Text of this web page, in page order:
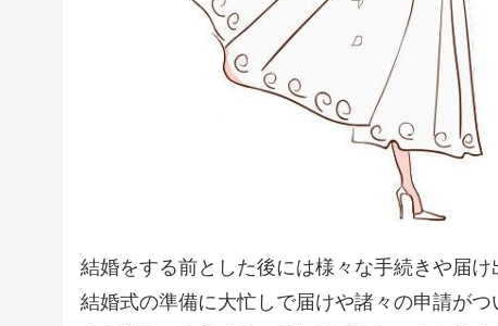
結婚をする前とした後には様々な手続きや届
結婚式の準備に大忙しで届けや諸々の申請が